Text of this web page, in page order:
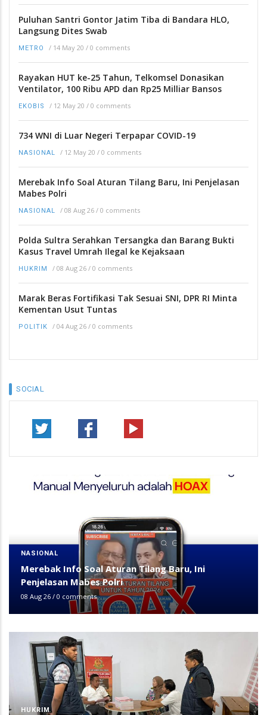
Puluhan Santri Gontor Jatim Tiba di Bandara HLO,
Langsung Dites Swab
METRO / 14 May 20 / 0 comments
Rayakan HUT ke-25 Tahun, Telkomsel Donasikan
Ventilator, 100 Ribu APD dan Rp25 Milliar Bansos
EKOBIS / 12 May 20 / 0 comments
734 WNI di Luar Negeri Terpapar COVID-19
NASIONAL / 12 May 20 / 0 comments
Merebak Info Soal Aturan Tilang Baru, Ini Penjelasan
Mabes Polri
NASIONAL / 08 Aug 26 / 0 comments
Polda Sultra Serahkan Tersangka dan Barang Bukti
Kasus Travel Umrah Ilegal ke Kejaksaan
HUKRIM / 08 Aug 26 / 0 comments
Marak Beras Fortifikasi Tak Sesuai SNI, DPR RI Minta
Kementan Usut Tuntas
POLITIK / 04 Aug 26 / 0 comments
SOCIAL
NASIONAL
Merebak Info Soal Aturan Tilang Baru, Ini
Penjelasan Mabes Polri
08 Aug 26 / 0 comments
HUKRIM